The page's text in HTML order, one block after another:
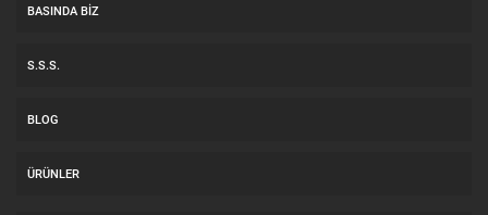
BASINDA BIZ
S.S.S.
BLOG
ÜRÜNLER